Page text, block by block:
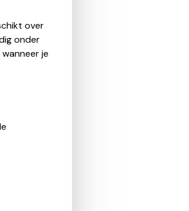
over
onder
je